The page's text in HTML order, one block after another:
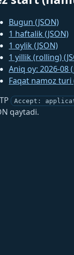
Bugun (JSON)
1 haftalik (JSON)
1 oylik (JSON)
1 yillik (rolling)
Aniq oy: 2026-08
Faqat namoz turi
Accept:
qaytadi.